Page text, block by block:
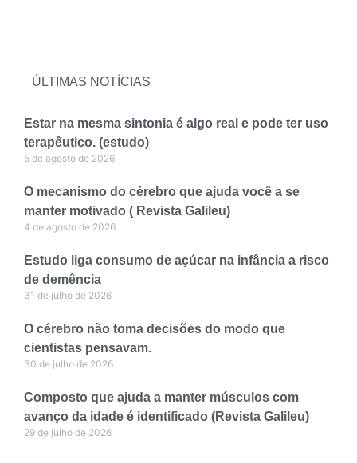
ÚLTIMAS NOTÍCIAS
Estar na mesma sintonia é algo real e pode ter uso
terapêutico. (estudo)
5 de agosto de 2026
O mecanismo do cérebro que ajuda você a se
manter motivado ( Revista Galileu)
4 de agosto de 2026
Estudo liga consumo de açúcar na infância a risco
de demência
31 de julho de 2026
O cérebro não toma decisões do modo que
cientistas pensavam.
30 de julho de 2026
Composto que ajuda a manter músculos com
avanço da idade é identificado (Revista Galileu)
29 de julho de 2026